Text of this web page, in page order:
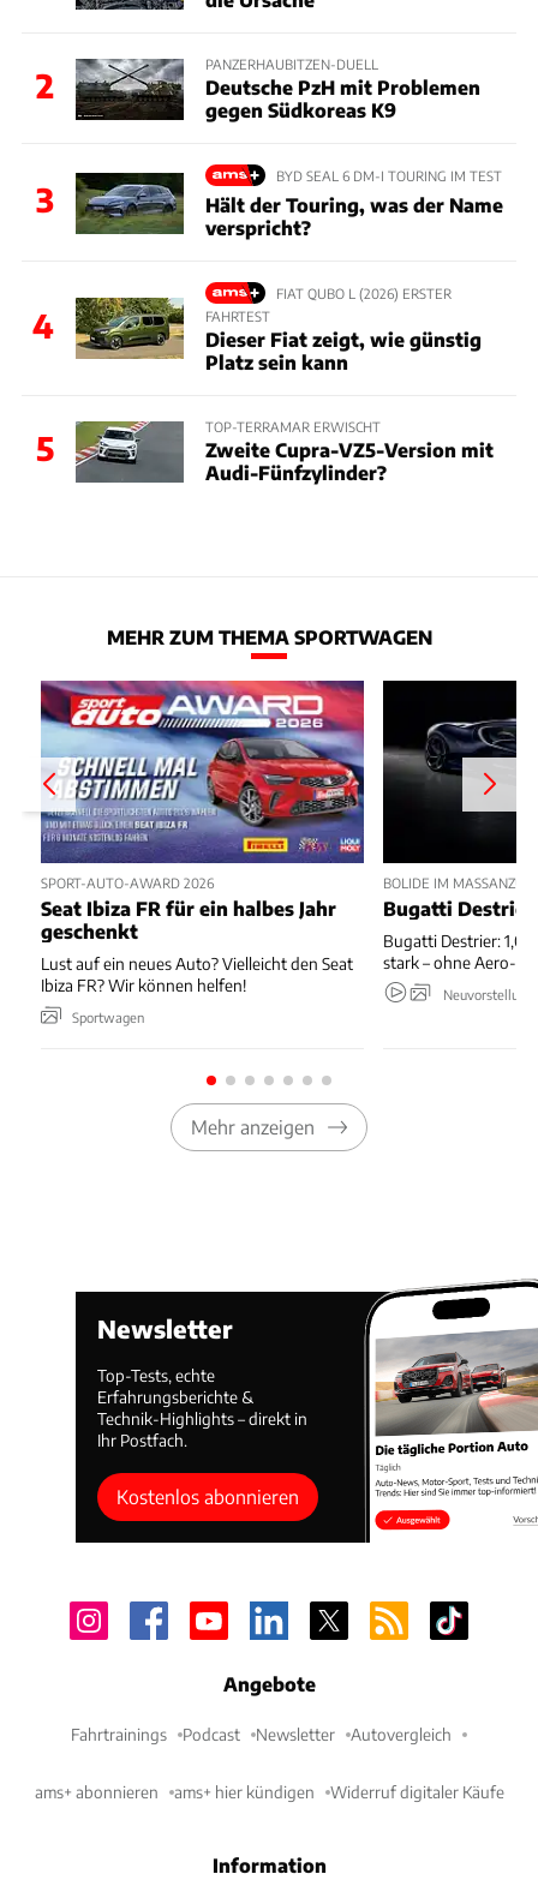
2
PANZERHAUBITZEN-DUELL
Deutsche PzH mit Problemen
gegen Südkoreas K9
3
BYD SEAL 6 DM-I TOURING IM TEST
Hält der Touring, was der Name
verspricht?
4
FIAT QUBO L (2026) ERSTER
FAHRTEST
Dieser Fiat zeigt, wie günstig
Platz sein kann
5
TOP-TERRAMAR ERWISCHT
Zweite Cupra-VZ5-Version mit
Audi-Fünfzylinder?
MEHR ZUM THEMA SPORTWAGEN
SPORT-AUTO-AWARD 2026
Seat Ibiza FR für ein halbes Jahr
geschenkt
Lust auf ein neues Auto? Vielleicht den Seat
Ibiza FR? Wir können helfen!
Sportwagen
BOLIDE IM MASSANZUG
Bugatti
Bugatti Destrier: 1,00
stark – ohne Aero-
Mehr anzeigen
Newsletter
Top-Tests, echte
Erfahrungsberichte &
Technik-Highlights – direkt in
Ihr Postfach.
Kostenlos abonnieren
Angebote
Fahrtrainings Podcast Newsletter Autovergleich
ams+ abonnieren ams+ hier kündigen Widerruf digitaler Käufe
Information